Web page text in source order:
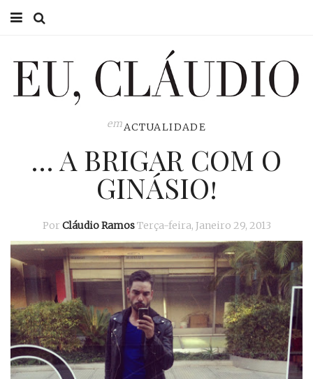
EU CLÁUDIO
EU NA TV
emACTUALIDADE
… A BRIGAR COM O
GINÁSIO!
Por Cláudio RamosTerça-feira, Janeiro 29, 2013